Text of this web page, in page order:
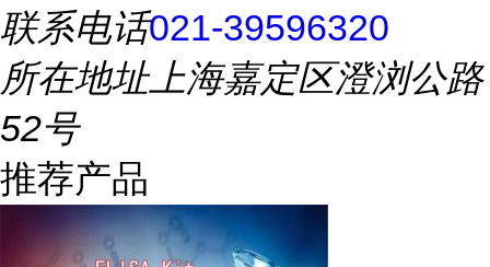
联系电话021-39596320
所在地址上海嘉定区澄浏公路
52号
推荐产品